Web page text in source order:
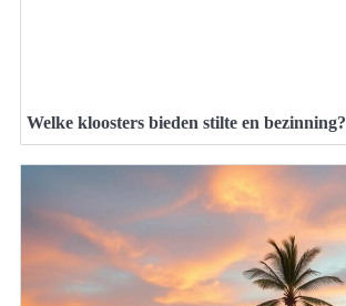
Welke kloosters bieden stilte en bezinning?